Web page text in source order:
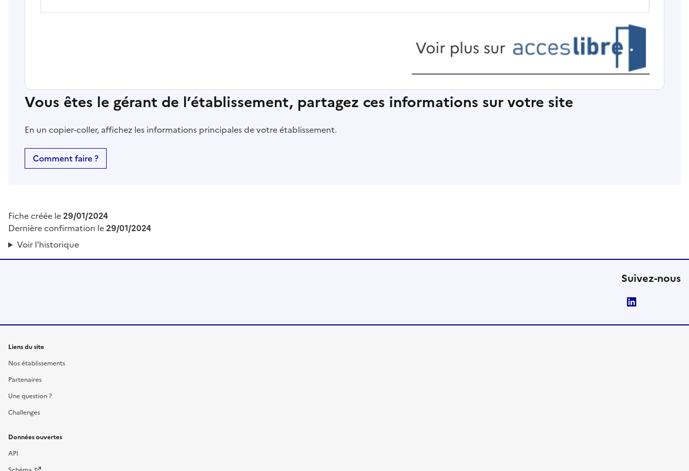
Vous êtes le gérant de l’établissement, partagez ces informations sur votre site
En un copier-coller, affichez les informations principales de votre établissement.
Comment faire ?
Fiche créée le29/01/2024
Dernière confirmation le29/01/2024
Voir l'historique
Suivez-nous
Liens du site
Nos établissements
Partenaires
Une question ?
Challenges
Données ouvertes
API